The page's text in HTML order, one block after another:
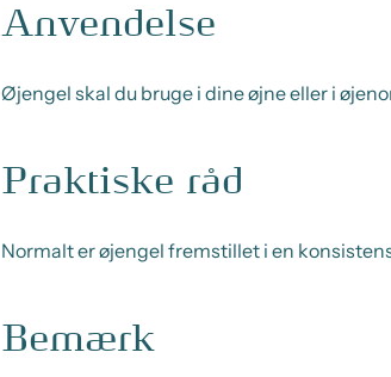
Anvendelse
Øjengel skal du bruge i dine øjne eller i
Praktiske råd
Normalt er øjengel fremstillet i en
Bemærk